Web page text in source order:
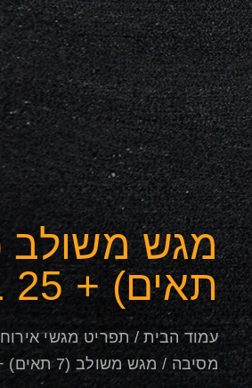
תאים) + 25 בייגל
עמוד הבית/תפריט מגשי אירוח
מסיבה / מגש משולב (7 תאים) + 25 בייגל